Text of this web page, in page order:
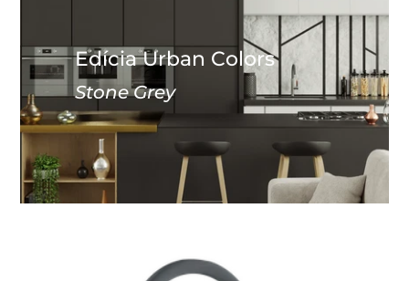
Edícia Urban Colors
Stone Grey